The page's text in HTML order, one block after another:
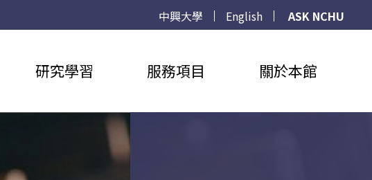
中興大學 English
ASK NCHU
研究學習 服務項目 關於本館